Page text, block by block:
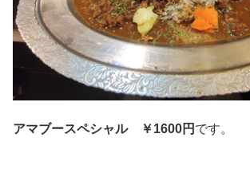
アマブースペシャル ￥1600円 です。